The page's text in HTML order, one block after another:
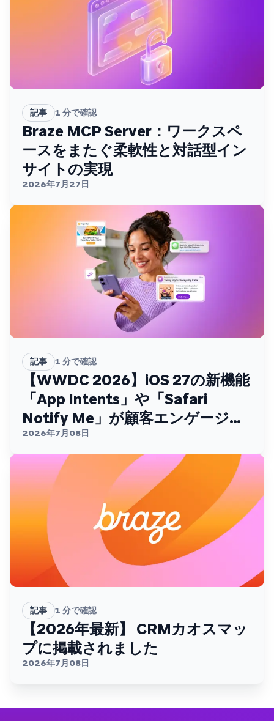
記事 1 分で確認
Braze MCP Server：ワークスペ
ースをまたぐ柔軟性と対話型イン
サイトの実現
2026年7月27日
記事 1 分で確認
【WWDC 2026】iOS 27の新機能
「App Intents」や「Safari
Notify Me」が顧客エンゲージメ
ントを変える
2026年7月08日
記事 1 分で確認
【2026年最新】 CRMカオスマッ
プに掲載されました
2026年7月08日